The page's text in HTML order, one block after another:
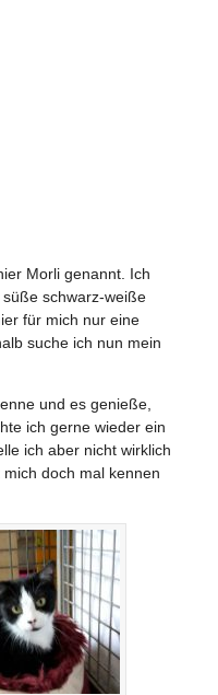
Morli genannt. Ich
schwarz-weiße
für mich nur eine
suche ich nun mein
und es genieße,
ich gerne wieder ein
ich aber nicht wirklich
doch mal kennen